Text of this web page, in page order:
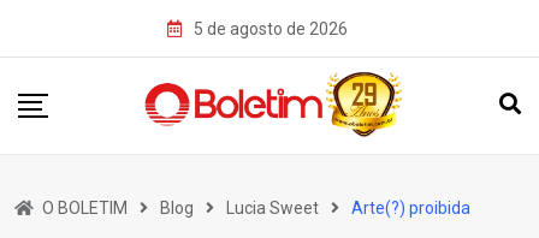
5 de agosto de 2026
O BOLETIM Blog Lucia Sweet Arte(?) proibida